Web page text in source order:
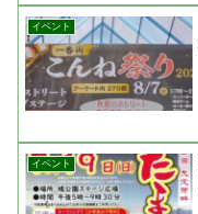
イベント
イベント